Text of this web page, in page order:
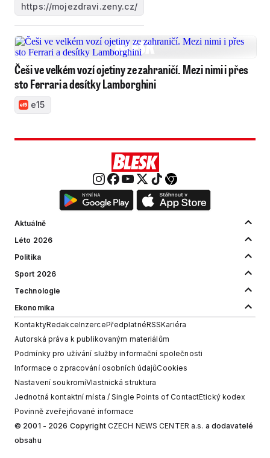
https://mojezdravi.zeny.cz/
Češi ve velkém vozí ojetiny ze zahraničí. Mezi nimi i přes
sto Ferrari a desítky Lamborghini
e15
Aktuálně
Léto 2026
Politika
Sport 2026
Technologie
Ekonomika
KontaktyRedakceInzercePředplatnéRSSKariéra
Autorská práva k publikovaným materiálům
Podmínky pro užívání služby informační společnosti
Informace o zpracování osobních údajůCookies
Nastavení soukromíVlastnická struktura
Jednotná kontaktní místa / Single Points of ContactEtický kodex
Povinně zveřejňované informace
© 2001 - 2026 Copyright CZECH NEWS CENTER a.s. a dodavatelé
obsahu